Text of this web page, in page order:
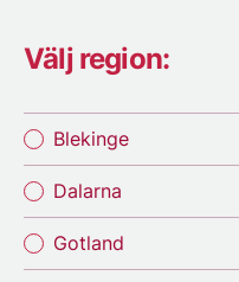
Välj region:
Blekinge
Dalarna
Gotland